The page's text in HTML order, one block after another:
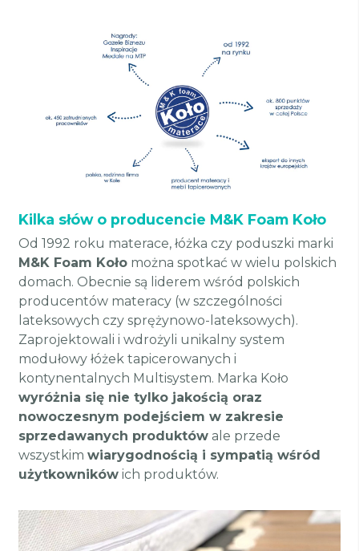
Kilka słów o producencie M&K Foam Koło
Od 1992 roku materace, łóżka czy poduszki marki
M&K Foam Koło można spotkać w wielu polskich
domach. Obecnie są liderem wśród polskich
producentów materacy (w szczególności
lateksowych czy sprężynowo-lateksowych).
Zaprojektowali i wdrożyli unikalny system
modułowy łóżek tapicerowanych i
kontynentalnych Multisystem. Marka Koło
wyróżnia się nie tylko jakością oraz
nowoczesnym podejściem w zakresie
sprzedawanych produktów ale przede
wszystkim wiarygodnością i sympatią wśród
użytkowników ich produktów.